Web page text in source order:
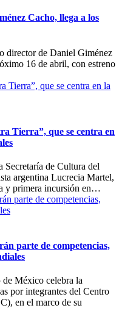
Cacho, llega a los
director de Daniel Giménez
16 de abril, con estreno
Tierra”, que se centra en
de Cultura del
argentina Lucrecia Martel,
y primera incursión en…
parte de competencias,
México celebra la
por integrantes del Centro
en el marco de su